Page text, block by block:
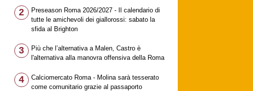
2
Preseason Roma 2026/2027 - Il calendario di
tutte le amichevoli dei giallorossi: sabato la
sfida al Brighton
3
Più che l’alternativa a Malen, Castro è
l'alternativa alla manovra offensiva della Roma
4
Calciomercato Roma - Molina sarà tesserato
come comunitario grazie al passaporto